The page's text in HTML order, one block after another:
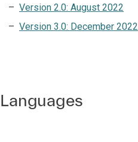
Version 2.0: August 2022
Version 3.0: December 2022
Languages